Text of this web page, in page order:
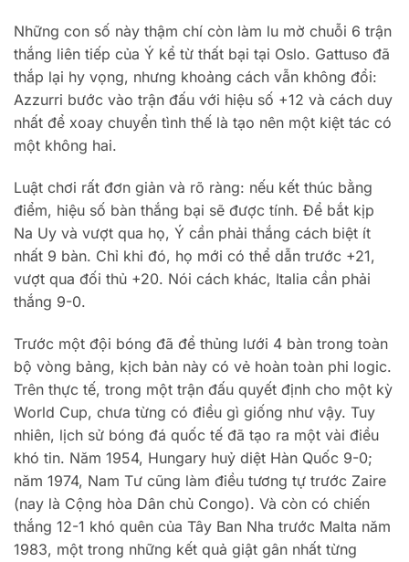
Những con số này thậm chí còn làm lu mờ chuỗi 6 trận
thắng liên tiếp của Ý kể từ thất bại tại Oslo. Gattuso đã
thắp lại hy vọng, nhưng khoảng cách vẫn không đổi:
Azzurri bước vào trận đấu với hiệu số +12 và cách duy
nhất để xoay chuyển tình thế là tạo nên một kiệt tác có
một không hai.
Luật chơi rất đơn giản và rõ ràng: nếu kết thúc bằng
điểm, hiệu số bàn thắng bại sẽ được tính. Để bắt kịp
Na Uy và vượt qua họ, Ý cần phải thắng cách biệt ít
nhất 9 bàn. Chỉ khi đó, họ mới có thể dẫn trước +21,
vượt qua đối thủ +20. Nói cách khác, Italia cần phải
thắng 9-0.
Trước một đội bóng đã để thủng lưới 4 bàn trong toàn
bộ vòng bảng, kịch bản này có vẻ hoàn toàn phi logic.
Trên thực tế, trong một trận đấu quyết định cho một kỳ
World Cup, chưa từng có điều gì giống như vậy. Tuy
nhiên, lịch sử bóng đá quốc tế đã tạo ra một vài điều
khó tin. Năm 1954, Hungary huỷ diệt Hàn Quốc 9-0;
năm 1974, Nam Tư cũng làm điều tương tự trước Zaire
(nay là Cộng hòa Dân chủ Congo). Và còn có chiến
thắng 12-1 khó quên của Tây Ban Nha trước Malta năm
1983, một trong những kết quả giật gân nhất từng